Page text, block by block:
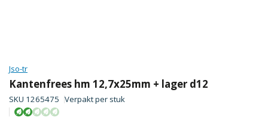
Jso-tr
Kantenfrees hm 12,7x25mm + lager d12
SKU 1265475 Verpakt per stuk